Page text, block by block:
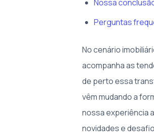
Nossa
Perguntas
No cenário
acompanha as
de perto essa
vêm mudando a
nossa experiência
novidades e